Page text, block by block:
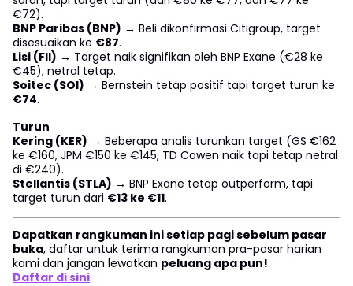
€72).
BNP Paribas (BNP) → Beli dikonfirmasi Citigroup, target
disesuaikan ke €87.
Lisi (FII) → Target naik signifikan oleh BNP Exane (€28 ke
€45), netral tetap.
Soitec (SOI) → Bernstein tetap positif tapi target turun ke
€74.
Turun
Kering (KER) → Beberapa analis turunkan target (GS €162
ke €160, JPM €150 ke €145, TD Cowen naik tapi tetap netral
di €240).
Stellantis (STLA) → BNP Exane tetap outperform, tapi
target turun dari €13 ke €11.
Dapatkan rangkuman ini setiap pagi sebelum pasar
buka, daftar untuk terima rangkuman pra-pasar harian
kami dan jangan lewatkan peluang apa pun!
Daftar di sini